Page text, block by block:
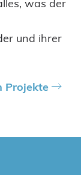
und ihrer
Projekte